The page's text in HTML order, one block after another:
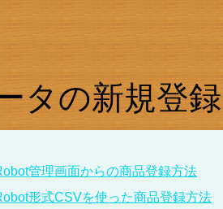
タの新規登録
管理画面からの商品登録方法
形式CSVを使った商品登録方法